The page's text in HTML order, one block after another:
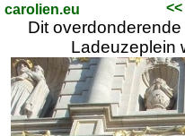
carolien.eu <<
Dit
Ladeuzeplein